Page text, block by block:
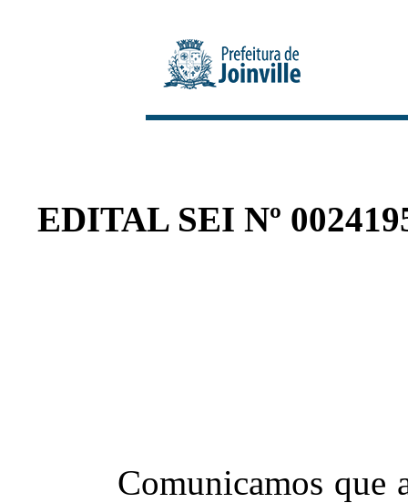
EDITAL SEI Nº
Comunicamos que